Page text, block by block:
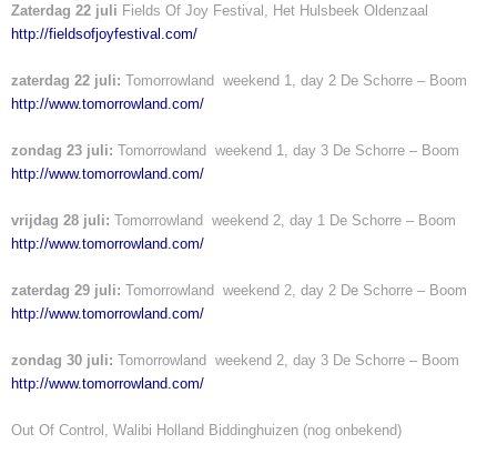
Zaterdag 22 juli Fields Of Joy Festival, Het Hulsbeek Oldenzaal
http://fieldsofjoyfestival.com/
zaterdag 22 juli: Tomorrowland weekend 1, day 2 De Schorre – Boom
http://www.tomorrowland.com/
zondag 23 juli: Tomorrowland weekend 1, day 3 De Schorre – Boom
http://www.tomorrowland.com/
vrijdag 28 juli: Tomorrowland weekend 2, day 1 De Schorre – Boom
http://www.tomorrowland.com/
zaterdag 29 juli: Tomorrowland weekend 2, day 2 De Schorre – Boom
http://www.tomorrowland.com/
zondag 30 juli: Tomorrowland weekend 2, day 3 De Schorre – Boom
http://www.tomorrowland.com/
Out Of Control, Walibi Holland Biddinghuizen (nog onbekend)